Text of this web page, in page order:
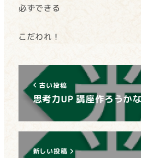
必ずできる
こだわれ！
古い投稿
思考力UP 講座作ろうか
新しい投稿